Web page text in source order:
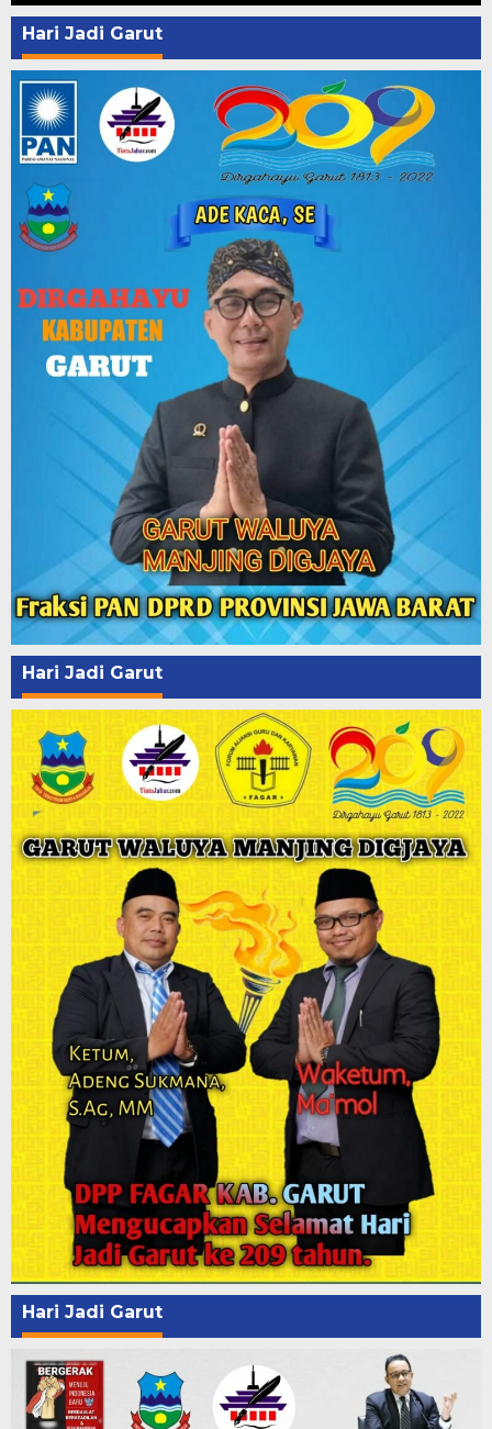
Hari Jadi Garut
Hari Jadi Garut
Hari Jadi Garut